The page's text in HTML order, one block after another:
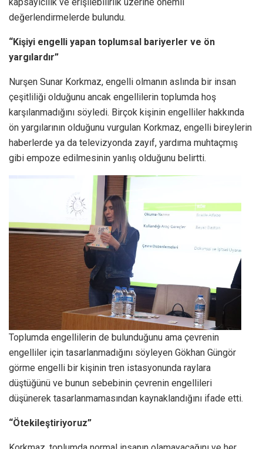
kapsayıcılık ve erişilebilirlik üzerine önemli
değerlendirmelerde bulundu.
“Kişiyi engelli yapan toplumsal bariyerler ve ön
yargılardır”
Nurşen Sunar Korkmaz, engelli olmanın aslında bir insan
çeşitliliği olduğunu ancak engellilerin toplumda hoş
karşılanmadığını söyledi. Birçok kişinin engelliler hakkında
ön yargılarının olduğunu vurgulan Korkmaz, engelli bireylerin
haberlerde ya da televizyonda zayıf, yardıma muhtaçmış
gibi empoze edilmesinin yanlış olduğunu belirtti.
Toplumda engellilerin de bulunduğunu ama çevrenin
engelliler için tasarlanmadığını söyleyen Gökhan Güngör
görme engelli bir kişinin tren istasyonunda raylara
düştüğünü ve bunun sebebinin çevrenin engellileri
düşünerek tasarlanmamasından kaynaklandığını ifade etti.
“Ötekileştiriyoruz”